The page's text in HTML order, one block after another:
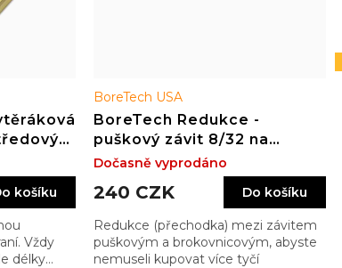
košíku
Vždy
délky
BoreTech USA
BoreTech Redukce -
puškový závit 8/32 na
brokovnicový 5/16-27
240 CZK Do košíku
Redukce (přechodka) mezi závitem
puškovým a brokovnicovým, abyste
nemuseli kupovat více tyčí
Dočasně vyprodáno